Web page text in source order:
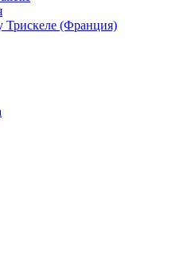
Трискеле (Франция)